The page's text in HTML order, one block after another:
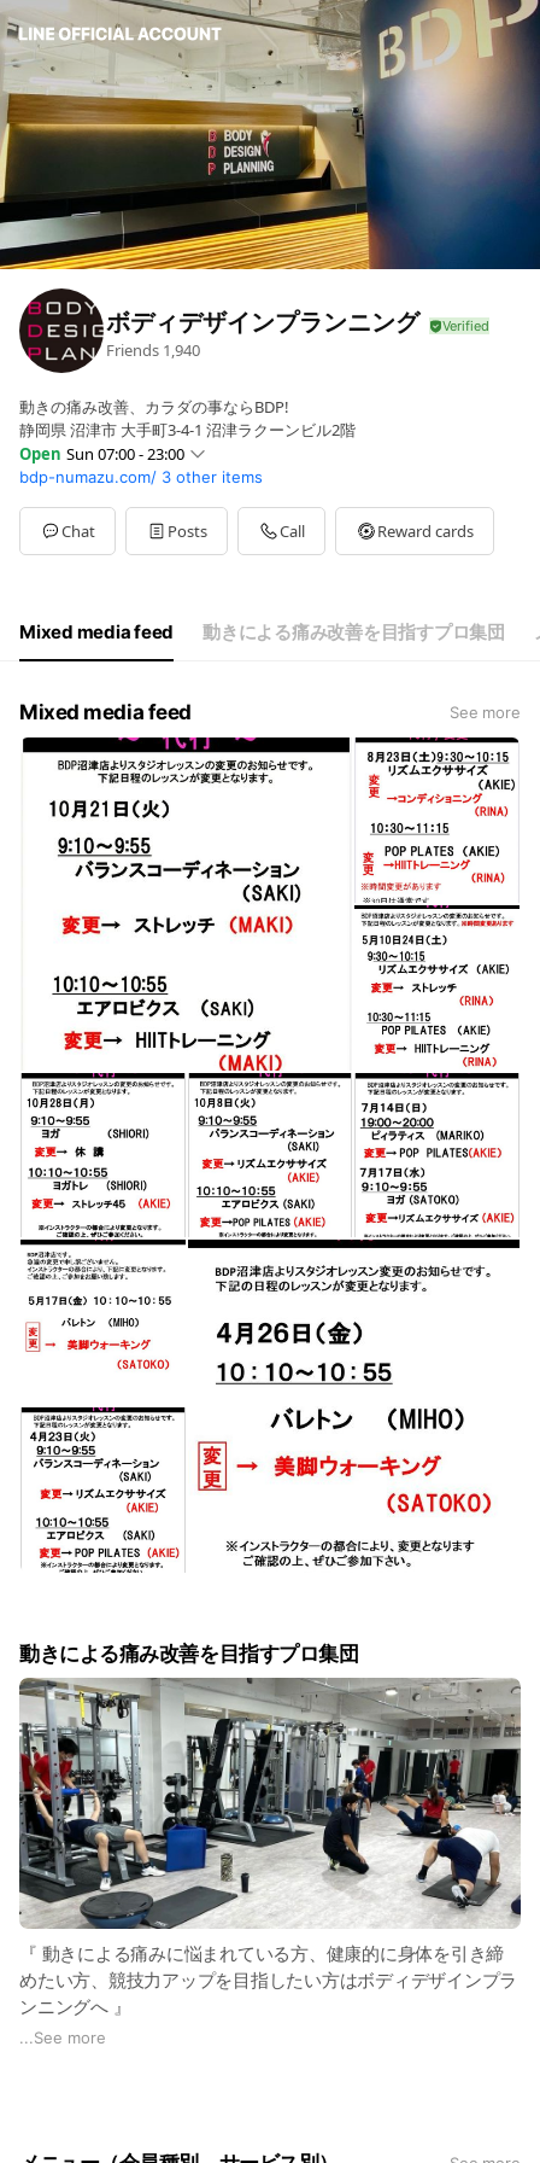
ボディデザインプランニング
Friends 1,940
動きの痛み改善、カラダの事ならBDP!
静岡県 沼津市 大手町3-4-1 沼津ラクーンビル2階
Open Sun 07:00 - 23:00
Sun07:00 - 23:00
Mon07:00 - 23:00
Tue07:00 - 23:00
Wed07:00 - 23:00
Sat
07:00 - 23:00
祝日 7:00～23:00 各曜日最終チェックインは１時前
bdp-numazu.com/ 3 other items
Chat Posts Call Reward cards
Mixed media feed 動きによる痛み改善を目指すプロ集団
Mixed media feed See more
動きによる痛み改善を目指すプロ集団
『 動きによる痛みに悩まれている方、健康的に身体を引き締
めたい方、競技力アップを目指したい方はボディデザインプラ
ンニングへ 』
...See more